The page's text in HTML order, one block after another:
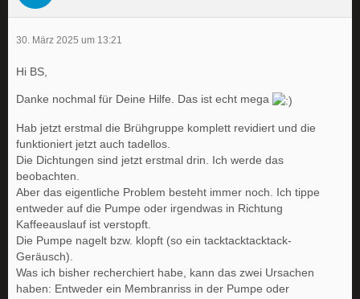
30. März 2025 um 13:21
Hi BS,
Danke nochmal für Deine Hilfe. Das ist echt mega
Hab jetzt erstmal die Brühgruppe komplett revidiert und die
funktioniert jetzt auch tadellos.
Die Dichtungen sind jetzt erstmal drin. Ich werde das
beobachten.
Aber das eigentliche Problem besteht immer noch. Ich tippe
entweder auf die Pumpe oder irgendwas in Richtung
Kaffeeauslauf ist verstopft.
Die Pumpe nagelt bzw. klopft (so ein tacktacktacktack-
Geräusch).
Was ich bisher recherchiert habe, kann das zwei Ursachen
haben: Entweder ein Membranriss in der Pumpe oder